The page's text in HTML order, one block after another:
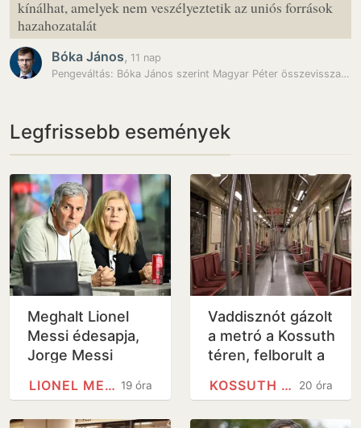
kínálhat, amelyek nem veszélyeztetik az uniós források
hazahozatalát
Bóka János, 11 nap
Pengeváltás: Bóka János szerint Magyar Péter összevissza beszél az…
Legfrissebb események
Meghalt Lionel
Messi édesapja,
Jorge Messi
19 óra
LIONEL MESSI
Vaddisznót gázolt
a metró a Kossuth
téren, felborult a
videó
20 óra
KOSSUTH TÉREN